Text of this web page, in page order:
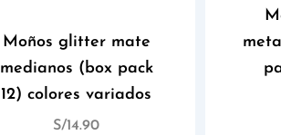
Moños glitter mate
medianos (box pack
12) colores variados
S/14.90